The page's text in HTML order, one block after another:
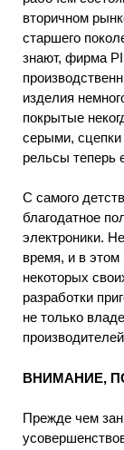
вторичном
старшего
знают, фирма
изделия
покрытые
серыми,
рельсы теперь
С самого
благодатное
электроники.
время, и в этом
некоторых
разработки
не только
ВНИМАНИЕ,
Прежде чем